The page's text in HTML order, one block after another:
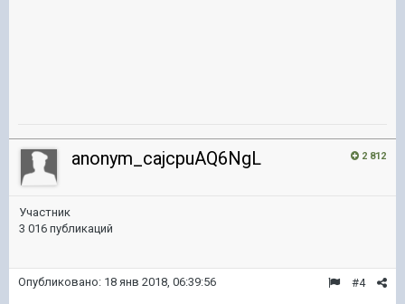
2 812
anonym_cajcpuAQ6NgL
Участник
3 016 публикаций
#4
Опубликовано: 18 янв 2018, 06:39:56